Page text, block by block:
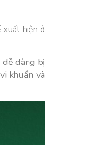
hiện ở
dễ dàng bị
khuẩn và